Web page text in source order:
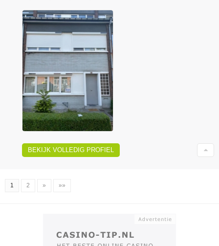
BEKIJK VOLLEDIG PROFIEL
1 2 » »»